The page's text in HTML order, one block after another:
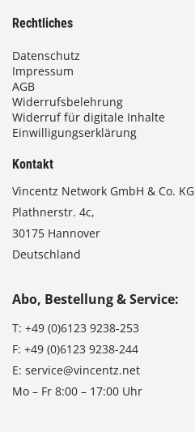
Rechtliches
Datenschutz
Impressum
AGB
Widerrufsbelehrung
Widerruf für digitale Inhalte
Einwilligungserklärung
Kontakt
Vincentz Network GmbH & Co. KG
Plathnerstr. 4c,
30175 Hannover
Deutschland
Abo, Bestellung & Service:
T: +49 (0)6123 9238-253
F: +49 (0)6123 9238-244
E: service@vincentz.net
Mo – Fr 8:00 – 17:00 Uhr